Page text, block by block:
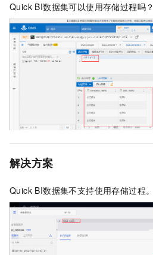
Quick BI数据集可以使用存储过程吗？
解决方案
Quick BI数据集不支持使用存储过程。